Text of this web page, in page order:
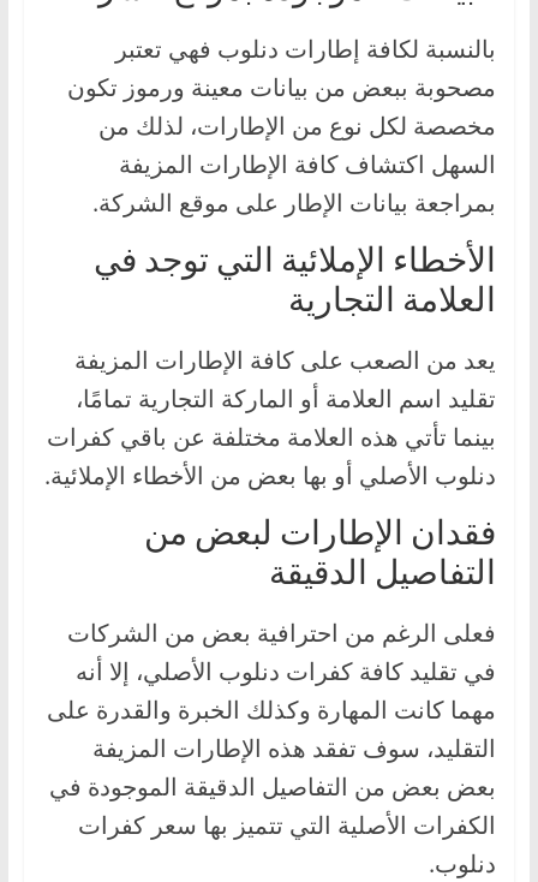
بالنسبة لكافة إطارات دنلوب فهي تعتبر
مصحوبة ببعض من بيانات معينة ورموز تكون
مخصصة لكل نوع من الإطارات، لذلك من
السهل اكتشاف كافة الإطارات المزيفة
بمراجعة بيانات الإطار على موقع الشركة.
الأخطاء الإملائية التي توجد في
العلامة التجارية
يعد من الصعب على كافة الإطارات المزيفة
تقليد اسم العلامة أو الماركة التجارية تمامًا،
بينما تأتي هذه العلامة مختلفة عن باقي كفرات
دنلوب الأصلي أو بها بعض من الأخطاء الإملائية.
فقدان الإطارات لبعض من
التفاصيل الدقيقة
فعلى الرغم من احترافية بعض من الشركات
في تقليد كافة كفرات دنلوب الأصلي، إلا أنه
مهما كانت المهارة وكذلك الخبرة والقدرة على
التقليد، سوف تفقد هذه الإطارات المزيفة
بعض بعض من التفاصيل الدقيقة الموجودة في
الكفرات الأصلية التي تتميز بها سعر كفرات
دنلوب.